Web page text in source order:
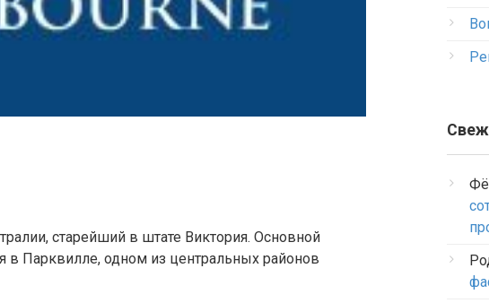
старейший в штате Виктория. Основной
в Парквилле, одном из центральных районов